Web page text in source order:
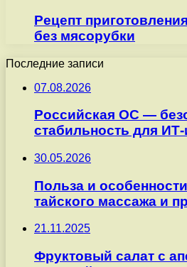
Рецепт
без мясорубки
Последние записи
07.08.2026
Российская ОС —
стабильность для
30.05.2026
Польза и
тайского массажа и
21.11.2025
Фруктовый салат с